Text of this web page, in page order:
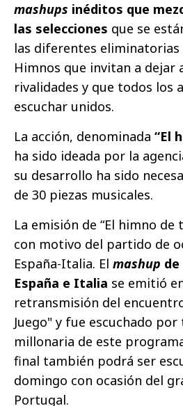
mashups inéditos que
las selecciones que se
las diferentes eliminatorias
Himnos que invitan a dejar
rivalidades y que todos los
escuchar unidos.
La acción, denominada “El
ha sido ideada por la
su desarrollo ha sido
de 30 piezas musicales.
La emisión de “El himno de
con motivo del partido de
España-Italia. El mashup
España e Italia se emitió
retransmisión del
Juego" y fue escuchado
millonaria de este
final también podrá ser
domingo con ocasión del
Portugal.